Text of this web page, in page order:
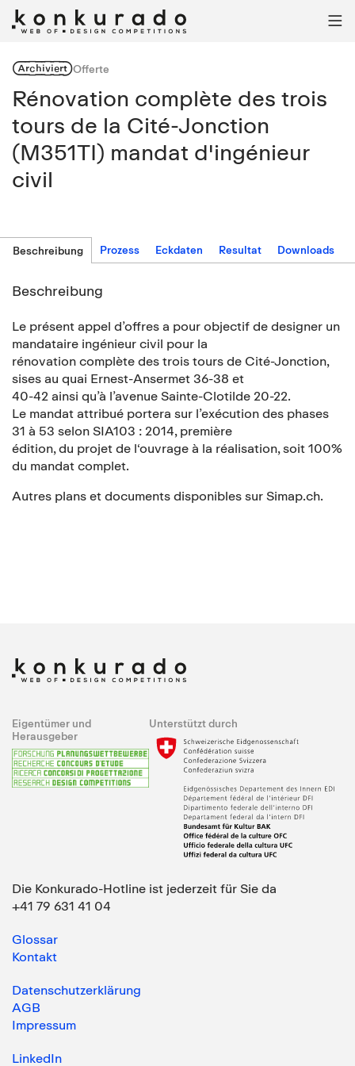

ArchiviertOfferte
Rénovation complète des trois
tours de la Cité-Jonction
(M351TI) mandat d'ingénieur
civil
Beschreibung Prozess Eckdaten Resultat Downloads
Beschreibung
Le présent appel d’offres a pour objectif de designer un
mandataire ingénieur civil pour la
rénovation complète des trois tours de Cité-Jonction,
sises au quai Ernest-Ansermet 36-38 et
40-42 ainsi qu’à l’avenue Sainte-Clotilde 20-22.
Le mandat attribué portera sur l’exécution des phases
31 à 53 selon SIA103 : 2014, première
édition, du projet de l‘ouvrage à la réalisation, soit 100%
du mandat complet.
Autres plans et documents disponibles sur Simap.ch.
Eigentümer und
Herausgeber
Unterstützt durch
Die Konkurado-Hotline ist jederzeit für Sie da
+41 79 631 41 04
Glossar
Kontakt
Datenschutzerklärung
AGB
Impressum
LinkedIn